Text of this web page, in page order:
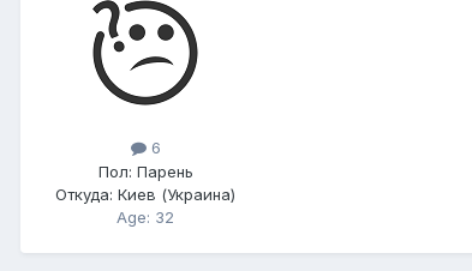
6
Пол: Парень
Откуда: Киев (Украина)
Age: 32